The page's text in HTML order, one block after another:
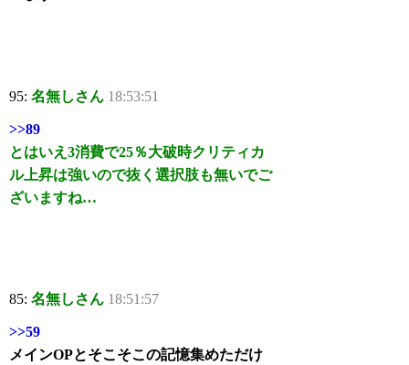
95:名無しさん 18:53:51
>>89
とはいえ3消費で25％大破時クリティカ
ル上昇は強いので抜く選択肢も無いでご
ざいますね…
85:名無しさん 18:51:57
>>59
メインOPとそこそこの記憶集めただけ